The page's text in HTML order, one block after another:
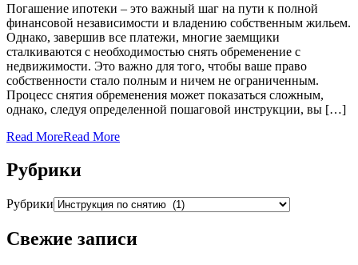
Погашение ипотеки – это важный шаг на пути к полной
финансовой независимости и владению собственным жильем.
Однако, завершив все платежи, многие заемщики
сталкиваются с необходимостью снять обременение с
недвижимости. Это важно для того, чтобы ваше право
собственности стало полным и ничем не ограниченным.
Процесс снятия обременения может показаться сложным,
однако, следуя определенной пошаговой инструкции, вы […]
Read MoreRead More
Рубрики
Рубрики
Свежие записи